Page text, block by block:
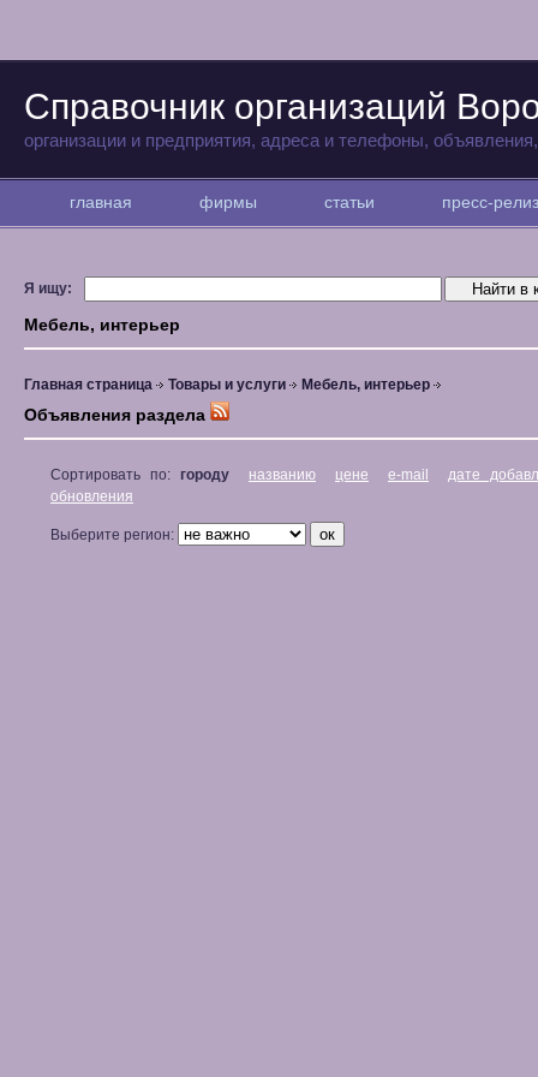
Справочник организаций
организации и предприятия, адреса и телефоны,
главная фирмы статьи пресс-
Я ищу:
Мебель, интерьер
Главная страница Товары и услуги Мебель, интерьер
Объявления раздела
Сортировать по: городу названию цене e-mail
дате
обновления
Выберите регион: